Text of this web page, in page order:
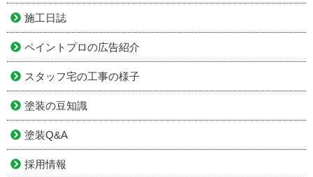
施工日誌
ペイントプロの広告紹介
スタッフ宅の工事の様子
塗装の豆知識
塗装Q&A
採用情報